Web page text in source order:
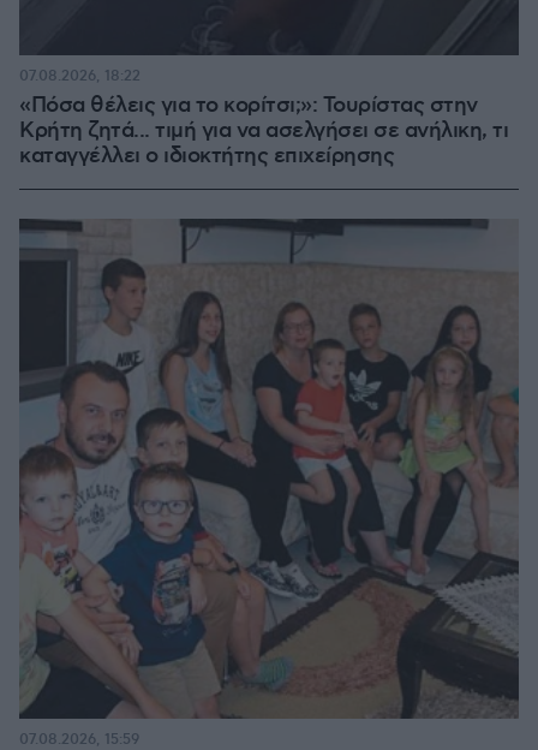
«Πόσα θέλεις για το κορίτσι;»: Τουρίστας στην
Κρήτη ζητά... τιμή για να ασελγήσει σε ανήλικη, τι
καταγγέλλει ο ιδιοκτήτης επιχείρησης
07.08.2026, 18:22
07.08.2026, 15:59